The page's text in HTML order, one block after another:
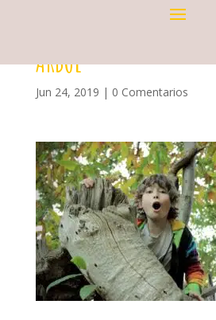
ÁRBOL
Jun 24, 2019 | 0 Comentarios